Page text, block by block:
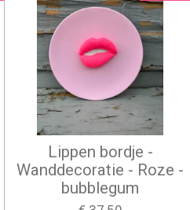
Lippen bordje -
Wanddecoratie - Roze -
bubblegum